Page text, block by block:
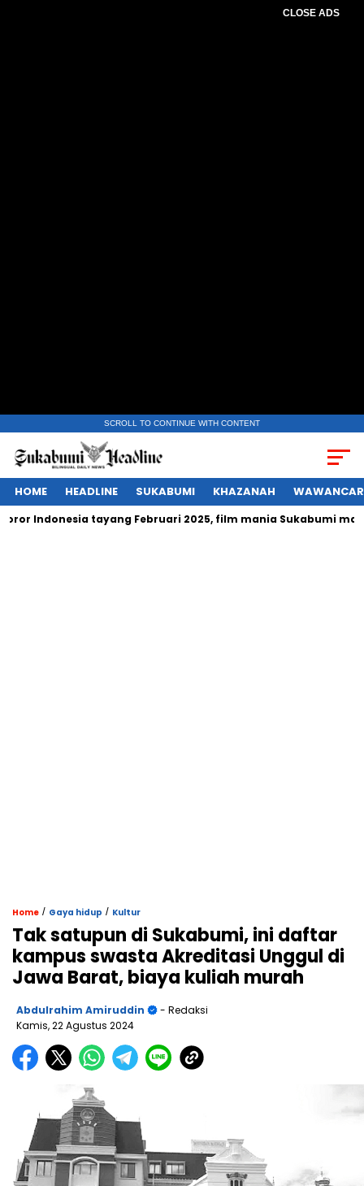
CLOSE ADS
SCROLL TO CONTINUE WITH CONTENT
HOME HEADLINE SUKABUMI KHAZANAH
tayang Februari 2025, film mania Sukabumi mau
Home / Gaya hidup / Kultur
Tak satupun di Sukabumi, ini daftar
kampus swasta Akreditasi Unggul di
Jawa Barat, biaya kuliah murah
Abdulrahim Amiruddin
- Redaksi
Kamis, 22 Agustus 2024